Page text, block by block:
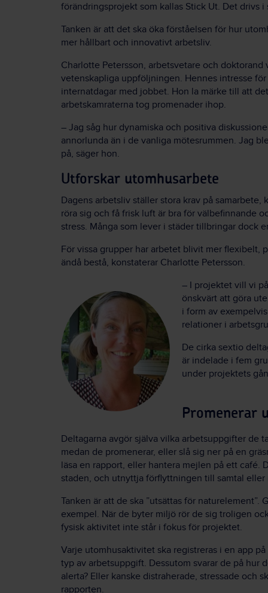
förändringsprojekt som kallas Stick Ut. Det drivs
Tanken är att det ska öka förståelsen för hur
mer hållbart och innovativt arbetsliv.
Charlotte Petersson, arbetsvetare och
vetenskapliga uppföljningen. Hennes intresse
internatdagar med jobbet. Hon la märke till att
arbetskamraterna tog promenader ihop.
– Jag såg hur dynamiska och positiva
annorlunda än i de vanliga mötesrummen. Jag
på, säger hon.
Utforskar utomhusarbete
Dagens arbetsliv ställer stora krav på
röra sig och få frisk luft är bra för välbefinnande
stress. Många som lever i städer tillbringar dock
För vissa grupper har arbetet blivit mer flexibelt,
ändå bestå, konstaterar Charlotte Petersson.
– I projektet vill vi
önskvärt att göra
i form av
relationer i
De cirka sextio
är indelade i fem
under projektets
Promenerar
Deltagarna avgör själva vilka arbetsuppgifter de
medan de promenerar, eller slå sig ner på en
läsa en rapport, eller hantera mejlen på ett café.
staden, och utnyttja förflyttningen till samtal eller
Tanken är att de ska ”utsättas för
exempel. När de byter miljö rör de sig troligen
fysisk aktivitet inte står i fokus för projektet.
Varje utomhusaktivitet ska registreras i en app
typ av arbetsuppgift. Dessutom svarar de på hur
alerta? Eller kanske distraherade, stressade och
rapporten.